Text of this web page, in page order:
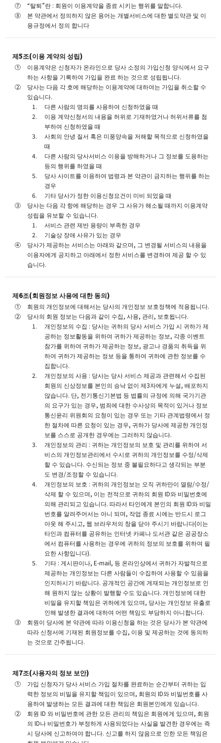
“탈퇴”란 : 회원이 이용계약을 종료 시키는 행위를 말합니다.
본 약관에서 정의하지 않은 용어는 개별서비스에 대한 별도약관 및 이
용규정에서 정의 합니다
제5조(이용 계약의 성립)
이용계약은 신청자가 온라인으로 당사 소정의 가입신청 양식에서 요구
하는 사항을 기록하여 가입을 완료 하는 것으로 성립됩니다.
당사는 다음 각 호에 해당하는 이용계약에 대하여는 가입을 취소할 수
있습니다.
다른 사람의 명의를 사용하여 신청하였을 때
이용 계약신청서의 내용을 허위로 기재하였거나 허위서류를 첨
부하여 신청하였을 때
사회의 안녕 질서 혹은 미풍양속을 저해할 목적으로 신청하였을
때
다른 사람의 당사서비스 이용을 방해하거나 그 정보를 도용하는
등의 행위를 하였을 때
당사 사이트를 이용하여 법령과 본 약관이 금지하는 행위를 하는
경우
기타 당사가 정한 이용신청요건이 미비 되었을 때
당사는 다음 각 항에 해당하는 경우 그 사유가 해소될 때까지 이용계약
성립을 유보할 수 있습니다.
서비스 관련 제반 용량이 부족한 경우
기술상 장애 사유가 있는 경우
당사가 제공하는 서비스는 아래와 같으며, 그 변경될 서비스의 내용을
이용자에게 공지하고 아래에서 정한 서비스를 변경하여 제공 할 수 있
습니다.
제6조(회원정보 사용에 대한 동의)
회원의 개인정보에 대해서는 당사의 개인정보 보호정책에 적용됩니다.
당사의 회원 정보는 다음과 같이 수집, 사용, 관리, 보호됩니다.
개인정보의 수집 : 당사는 귀하의 당사 서비스 가입 시 귀하가 제
공하는 정보활동을 위하여 귀하가 제공하는 정보, 각종 이벤트
참가를 위하여 귀하가 제공하는 정보, 광고나 경품의 취득을 위
하여 귀하가 제공하는 정보 등을 통하여 귀하에 관한 정보를 수
집합니다.
개인정보의 사용 : 당사는 당사 서비스 제공과 관련해서 수집된
회원의 신상정보를 본인의 승낙 없이 제3자에게 누설, 배포하지
않습니다. 단, 전기통신기본법 등 법률의 규정에 의해 국가기관
의 요구가 있는 경우, 범죄에 대한 수사상의 목적이 있거나 정보
통신윤리 위원회의 요청이 있는 경우 또는 기타 관계법령에서 정
한 절차에 따른 요청이 있는 경우, 귀하가 당사에 제공한 개인정
보를 스스로 공개한 경우에는 그러하지 않습니다.
개인정보의 관리 : 귀하는 개인정보의 보호 및 관리를 위하여 서
비스의 개인정보관리에서 수시로 귀하의 개인정보를 수정/삭제
할 수 있습니다. 수신되는 정보 중 불필요하다고 생각되는 부분
도 변경/조정할 수 있습니다.
개인정보의 보호 : 귀하의 개인정보는 오직 귀하만이 열람/수정/
삭제 할 수 있으며, 이는 전적으로 귀하의 회원 ID와 비밀번호에
의해 관리되고 있습니다. 따라서 타인에게 본인의 회원 ID와 비밀
번호를 알려주어서는 아니 되며, 작업 종료 시에는 반드시 로그
아웃 해 주시고, 웹 브라우저의 창을 닫아 주시기 바랍니다(이는
타인과 컴퓨터를 공유하는 인터넷 카페나 도서관 같은 공공장소
에서 컴퓨터를 사용하는 경우에 귀하의 정보의 보호를 위하여 필
요한 사항입니다).
기타 : 게시판이나, E-mail, 등 온라인상에서 귀하가 자발적으로
제공하는 개인정보는 다른 사람들이 수집하여 사용할 수 있음을
인지하시기 바랍니다. 공개적인 공간에 게재되는 개인정보로 인
해 원하지 않는 상황이 발행할 수도 있습니다. 개인정보에 대한
비밀을 유지할 책임은 귀하에게 있으며, 당사는 개인정보 유출로
인해 발생한 결과에 대하여 어떤 책임도 부담하지 아니합니다.
회원이 당사에 본 약관에 따라 이용신청을 하는 것은 당사가 본 약관에
따라 신청서에 기재된 회원정보를 수집, 이용 및 제공하는 것에 동의하
는 것으로 간주됩니다.
제7조(사용자의 정보 보안)
가입 신청자가 당사 서비스 가입 절차를 완료하는 순간부터 귀하는 입
력한 정보의 비밀을 유지할 책임이 있으며, 회원의 ID와 비밀번호를 사
용하여 발생하는 모든 결과에 대한 책임은 회원본인에게 있습니다.
회원 ID 와 비밀번호에 관한 모든 관리의 책임은 회원에게 있으며, 회원
의 ID나 비밀번호가 부정하게 사용되었다는 사실을 발견한 경우에는 즉
시 당사에 신고하여야 합니다. 신고를 하지 않음으로 인한 모든 책임은